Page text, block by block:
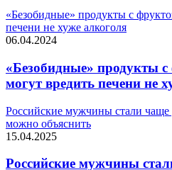
«Безобидные» продукты с
печени не хуже алкоголя
06.04.2024
«Безобидные» продукты
могут вредить печени не
Российские мужчины стали чаще
можно объяснить
15.04.2025
Российские мужчины